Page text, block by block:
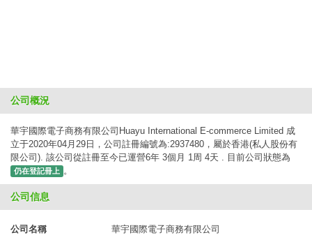
公司概況
華宇國際電子商務有限公司Huayu International E-commerce Limited 成
立于2020年04月29日，公司註冊編號為:2937480，屬於香港(私人股份有
限公司). 該公司從註冊至今已運營6年 3個月 1周 4天 . 目前公司狀態為
仍在登記冊上 。
公司信息
公司名稱 華宇國際電子商務有限公司